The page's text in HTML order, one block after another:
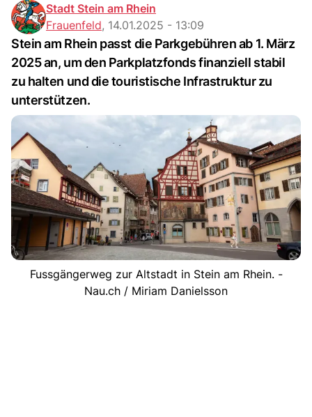
Stadt Stein am Rhein
Frauenfeld, 14.01.2025 - 13:09
Stein am Rhein passt die Parkgebühren ab 1. März
2025 an, um den Parkplatzfonds finanziell stabil
zu halten und die touristische Infrastruktur zu
unterstützen.
Fussgängerweg zur Altstadt in Stein am Rhein. -
Nau.ch / Miriam Danielsson